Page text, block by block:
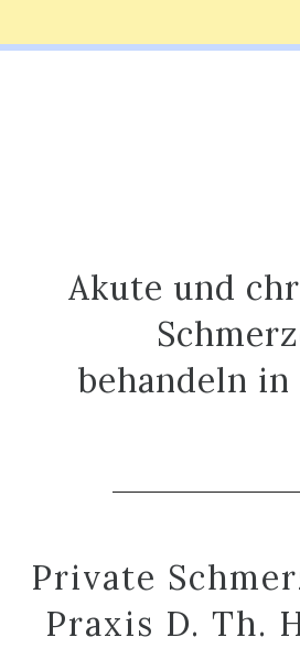
Akute und
behandeln in
Private
Praxis D. Th.